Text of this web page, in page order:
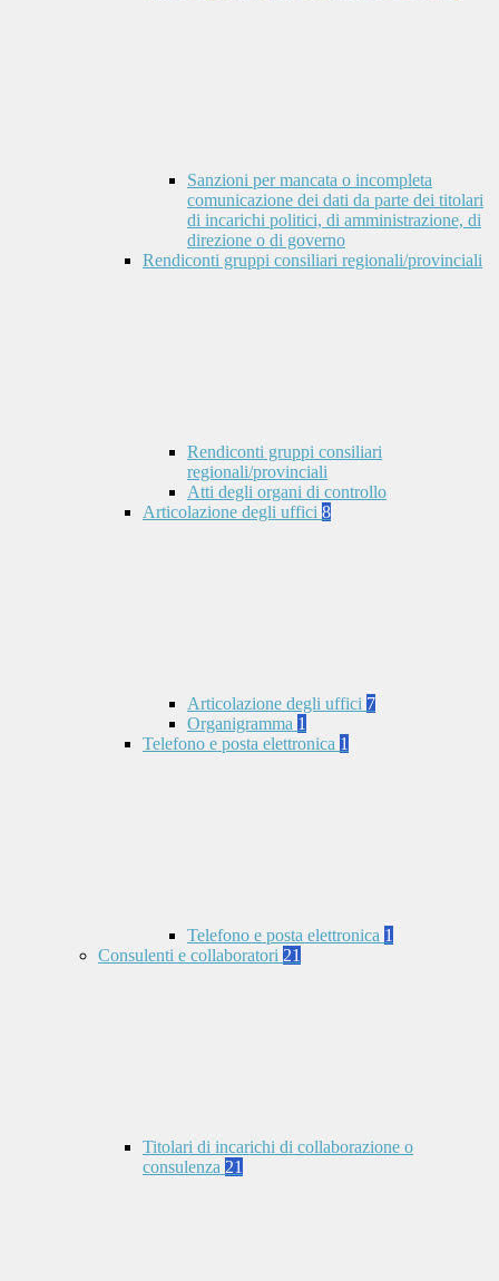
Sanzioni per mancata o incompleta
comunicazione dei dati da parte dei titolari
di incarichi politici, di amministrazione, di
direzione o di governo
Rendiconti gruppi consiliari regionali/provinciali
Rendiconti gruppi consiliari
regionali/provinciali
Atti degli organi di controllo
Articolazione degli uffici 8
Articolazione degli uffici 7
Organigramma 1
Telefono e posta elettronica 1
Telefono e posta elettronica 1
Consulenti e collaboratori 21
Titolari di incarichi di collaborazione o
consulenza 21